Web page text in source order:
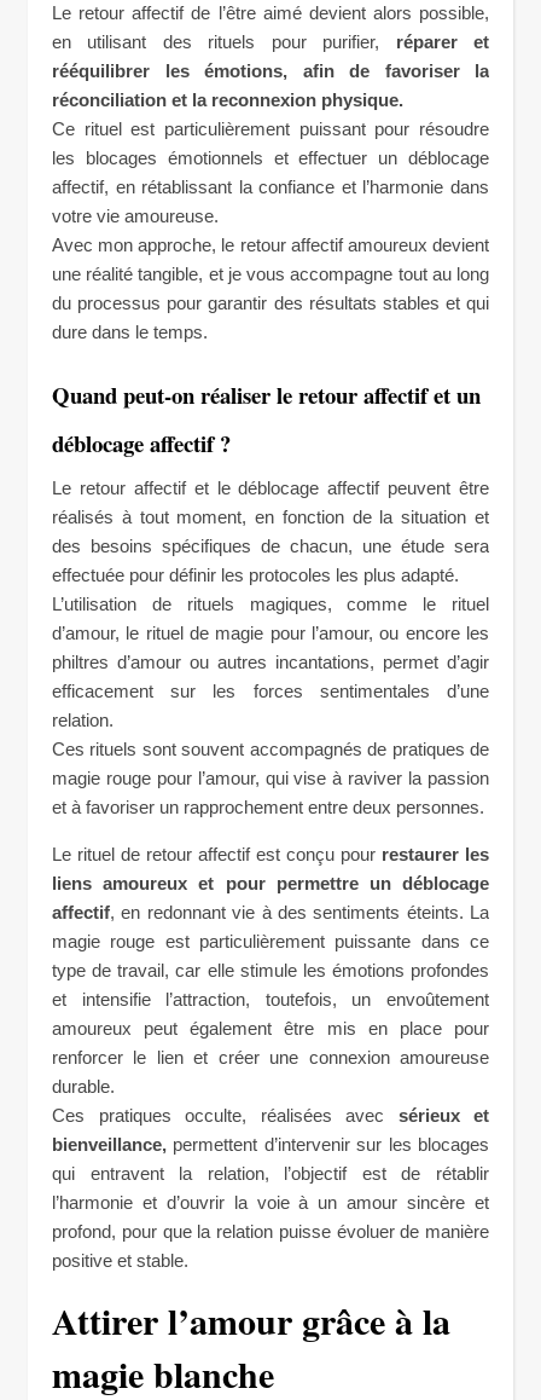
Le retour affectif de l’être aimé devient alors possible,
en utilisant des rituels pour purifier, réparer et
rééquilibrer les émotions, afin de favoriser la
réconciliation et la reconnexion physique.
Ce rituel est particulièrement puissant pour résoudre
les blocages émotionnels et effectuer un déblocage
affectif, en rétablissant la confiance et l’harmonie dans
votre vie amoureuse.
Avec mon approche, le retour affectif amoureux devient
une réalité tangible, et je vous accompagne tout au long
du processus pour garantir des résultats stables et qui
dure dans le temps.
Quand peut-on réaliser le retour affectif et un
déblocage affectif ?
Le retour affectif et le déblocage affectif peuvent être
réalisés à tout moment, en fonction de la situation et
des besoins spécifiques de chacun, une étude sera
effectuée pour définir les protocoles les plus adapté.
L’utilisation de rituels magiques, comme le rituel
d’amour, le rituel de magie pour l’amour, ou encore les
philtres d’amour ou autres incantations, permet d’agir
efficacement sur les forces sentimentales d’une
relation.
Ces rituels sont souvent accompagnés de pratiques de
magie rouge pour l’amour, qui vise à raviver la passion
et à favoriser un rapprochement entre deux personnes.
Le rituel de retour affectif est conçu pour restaurer les
liens amoureux et pour permettre un déblocage
affectif, en redonnant vie à des sentiments éteints. La
magie rouge est particulièrement puissante dans ce
type de travail, car elle stimule les émotions profondes
et intensifie l’attraction, toutefois, un envoûtement
amoureux peut également être mis en place pour
renforcer le lien et créer une connexion amoureuse
durable.
Ces pratiques occulte, réalisées avec sérieux et
bienveillance, permettent d’intervenir sur les blocages
qui entravent la relation, l’objectif est de rétablir
l’harmonie et d’ouvrir la voie à un amour sincère et
profond, pour que la relation puisse évoluer de manière
positive et stable.
Attirer l’amour grâce à la
magie blanche